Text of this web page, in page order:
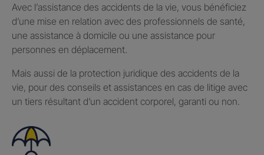
Avec l’assistance des accidents de la vie, vous bénéficiez
d’une mise en relation avec des professionnels de santé,
une assistance à domicile ou une assistance pour
personnes en déplacement.
Mais aussi de la protection juridique des accidents de la
vie, pour des conseils et assistances en cas de litige avec
un tiers résultant d’un accident corporel, garanti ou non.